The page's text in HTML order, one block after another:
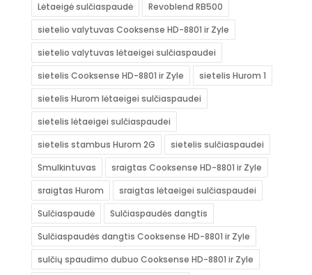
Lėtaeigė sulčiaspaudė
Revoblend RB500
sietelio valytuvas Cooksense HD-8801 ir Zyle
sietelio valytuvas lėtaeigei sulčiaspaudei
sietelis Cooksense HD-8801 ir Zyle
sietelis Hurom 1
sietelis Hurom lėtaeigei sulčiaspaudei
sietelis lėtaeigei sulčiaspaudei
sietelis stambus Hurom 2G
sietelis sulčiaspaudei
Smulkintuvas
sraigtas Cooksense HD-8801 ir Zyle
sraigtas Hurom
sraigtas lėtaeigei sulčiaspaudei
Sulčiaspaudė
Sulčiaspaudės dangtis
Sulčiaspaudės dangtis Cooksense HD-8801 ir Zyle
sulčių spaudimo dubuo Cooksense HD-8801 ir Zyle